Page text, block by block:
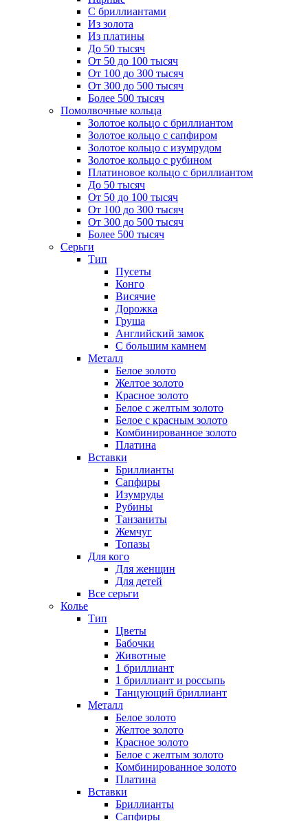
С бриллиантами
Из золота
Из платины
До 50 тысяч
От 50 до 100 тысяч
От 100 до 300 тысяч
От 300 до 500 тысяч
Более 500 тысяч
Помолвочные кольца
Золотое кольцо с бриллиантом
Золотое кольцо с сапфиром
Золотое кольцо с изумрудом
Золотое кольцо с рубином
Платиновое кольцо с бриллиантом
До 50 тысяч
От 50 до 100 тысяч
От 100 до 300 тысяч
От 300 до 500 тысяч
Более 500 тысяч
Серьги
Тип
Пусеты
Конго
Висячие
Дорожка
Груша
Английский замок
С большим камнем
Металл
Белое золото
Желтое золото
Красное золото
Белое с желтым золото
Белое с красным золото
Комбинированное золото
Платина
Вставки
Бриллианты
Сапфиры
Изумруды
Рубины
Танзаниты
Жемчуг
Топазы
Для кого
Для женщин
Для детей
Все серьги
Колье
Тип
Цветы
Бабочки
Животные
1 бриллиант
1 бриллиант и россыпь
Танцующий бриллиант
Металл
Белое золото
Желтое золото
Красное золото
Белое с желтым золото
Комбинированное золото
Платина
Вставки
Бриллианты
Сапфиры